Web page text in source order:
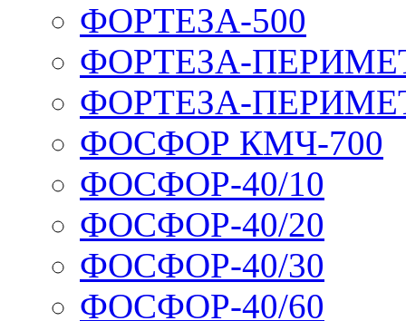
ФОРТЕЗА-500
ФОРТЕЗА-
ФОРТЕЗА-
ФОСФОР КМЧ-700
ФОСФОР-40/10
ФОСФОР-40/20
ФОСФОР-40/30
ФОСФОР-40/60